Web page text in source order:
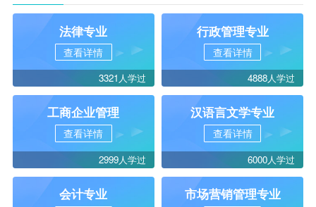
法律专业
查看详情
3321人学过
行政管理专业
查看详情
4888人学过
工商企业管理
查看详情
2999人学过
汉语言文学专业
查看详情
6000人学过
会计专业 市场营销管理专业